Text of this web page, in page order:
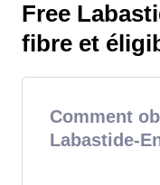
Free
fibre et
Comment
Labastide-